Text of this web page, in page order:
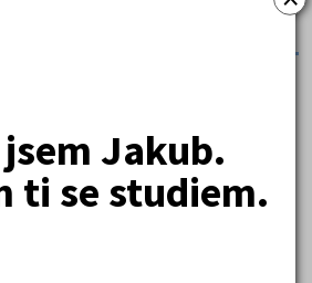
Jakub.
ti se studiem.
s podkladovými výpočty pro
v textu
analýza a plán investičního